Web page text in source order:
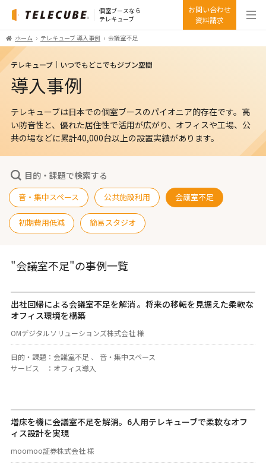
個室ブースなら
テレキューブ
お問い合わせ
資料請求
ホーム テレキューブ 導入事例 会議室不足
テレキューブ｜いつでもどこでもジブン空間
導入事例
テレキューブは日本での個室ブースのパイオニア的存在です。高
い防音性と、優れた居住性で活用が広がり、オフィスや工場、公
共の場などに累計40,000台以上の設置実績があります。
目的・課題で検索する
音・集中スペース 公共施設利用 会議室不足
初期費用低減 簡易スタジオ
"会議室不足"の事例一覧
出社回帰による会議室不足を解消 。将来の移転を見据えた柔軟な
オフィス環境を構築
OMデジタルソリューションズ株式会社 様
目的・課題： 会議室不足 、 音・集中スペース
サービス
： オフィス導入
増床を機に会議室不足を解消。6人用テレキューブで柔軟なオフ
ィス設計を実現
moomoo証券株式会社 様